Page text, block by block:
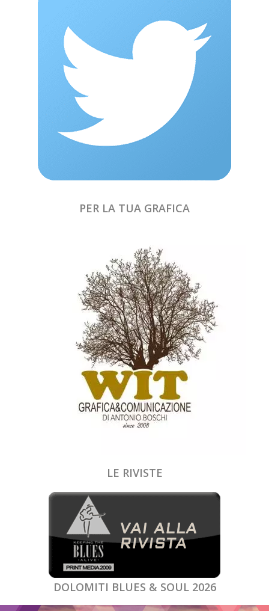
PER LA TUA GRAFICA
LE RIVISTE
DOLOMITI BLUES & SOUL 2026